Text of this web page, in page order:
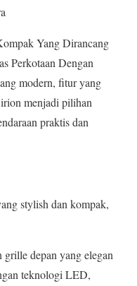
Yang Dirancang
Perkotaan Dengan
modern, fitur yang
menjadi pilihan
praktis dan
stylish dan kompak,
depan yang elegan
teknologi LED,